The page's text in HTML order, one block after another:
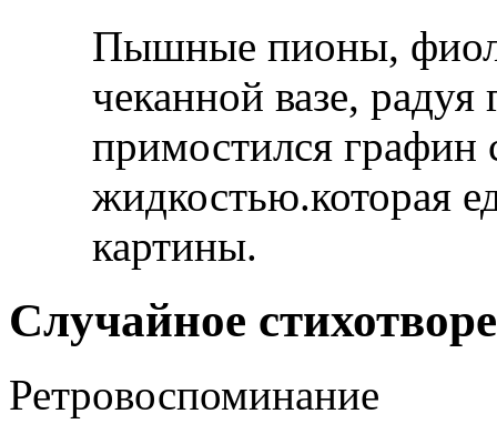
Пышные пионы,
чеканной вазе,
примостился графин
жидкостью.которая
картины.
Случайное
Ретровоспоминание